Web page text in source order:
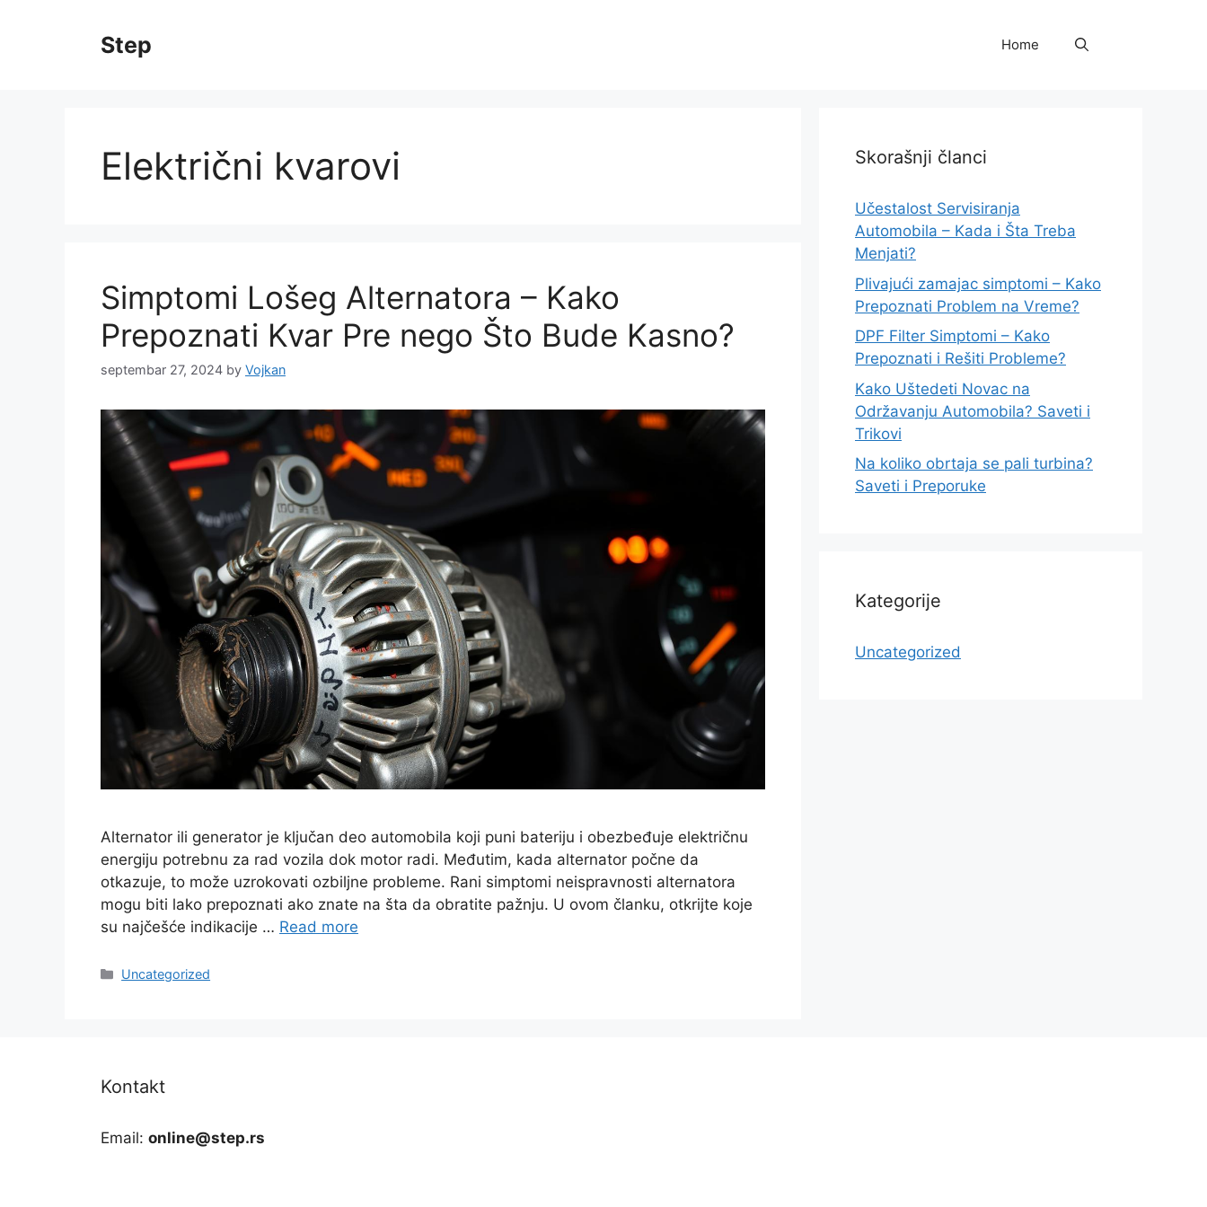
Step Home
Električni kvarovi
Simptomi Lošeg Alternatora – Kako
Prepoznati Kvar Pre nego Što Bude Kasno?
septembar 27, 2024 by Vojkan
Alternator ili generator je ključan deo automobila koji puni bateriju i obezbeđuje električnu
energiju potrebnu za rad vozila dok motor radi. Međutim, kada alternator počne da
otkazuje, to može uzrokovati ozbiljne probleme. Rani simptomi neispravnosti alternatora
mogu biti lako prepoznati ako znate na šta da obratite pažnju. U ovom članku, otkrijte koje
su najčešće indikacije … Read more
Categories
Uncategorized
Skorašnji članci
Učestalost Servisiranja
Automobila – Kada i Šta Treba
Menjati?
Plivajući zamajac simptomi – Kako
Prepoznati Problem na Vreme?
DPF Filter Simptomi – Kako
Prepoznati i Rešiti Probleme?
Kako Uštedeti Novac na
Održavanju Automobila? Saveti i
Trikovi
Na koliko obrtaja se pali turbina?
Saveti i Preporuke
Kategorije
Uncategorized
Kontakt
Email: online@step.rs